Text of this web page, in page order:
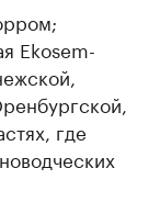
Ekosem-
где